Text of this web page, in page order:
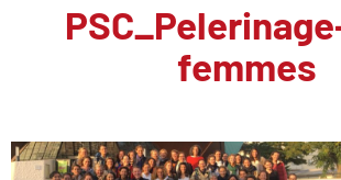
femmes